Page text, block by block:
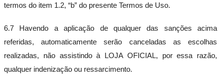
termos do item 1.2, “b” do presente Termos de Uso.
6.7 Havendo a aplicação de qualquer das sanções acima
referidas, automaticamente serão canceladas as escolhas
realizadas, não assistindo à LOJA OFICIAL, por essa razão,
qualquer indenização ou ressarcimento.